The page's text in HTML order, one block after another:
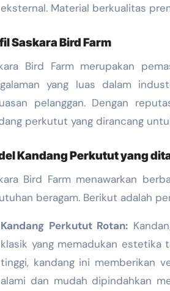
eksternal. Material berkualitas
Saskara Bird Farm
Bird Farm merupakan
yang luas dalam
pelanggan. Dengan
perkutut yang dirancang
Kandang Perkutut yang
Bird Farm menawarkan
beragam. Berikut adalah
Kandang Perkutut Rotan:
klasik yang memadukan estetika
tinggi, kandang ini memberikan
alami dan mudah dipindahkan